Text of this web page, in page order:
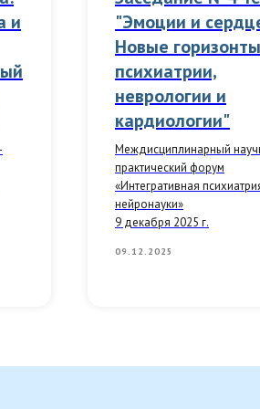
и
"Эмоции и
Новые
психиатрии,
неврологии и
кардиологии"
Междисциплинарный
практический форум
«Интегративная
нейронауки»
9 декабря 2025 г.
09.12.2025